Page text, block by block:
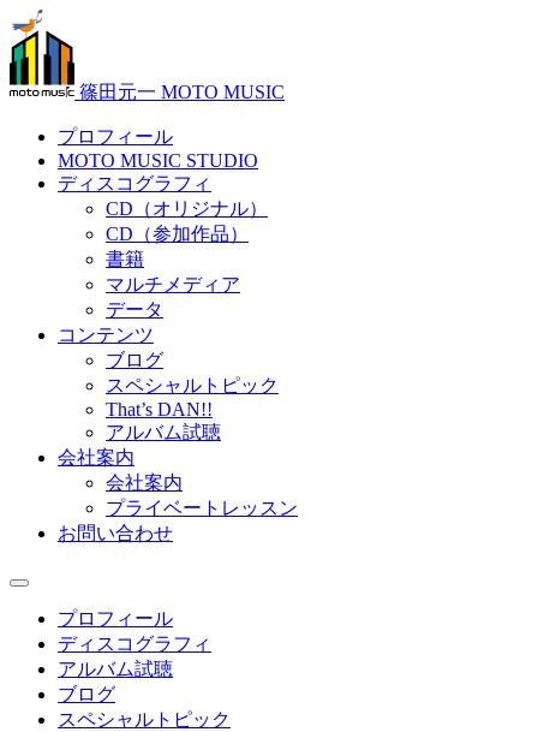
篠田元一 MOTO MUSIC
プロフィール
MOTO MUSIC STUDIO
ディスコグラフィ
CD（オリジナル）
CD（参加作品）
書籍
マルチメディア
データ
コンテンツ
ブログ
スペシャルトピック
That’s DAN!!
アルバム試聴
会社案内
会社案内
プライベートレッスン
お問い合わせ
プロフィール
ディスコグラフィ
アルバム試聴
ブログ
スペシャルトピック